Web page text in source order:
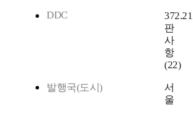
DDC
372.21
판
사
항
(22)
발행국(도시)
서
울